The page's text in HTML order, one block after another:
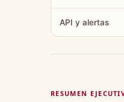
API y alertas
RESUMEN